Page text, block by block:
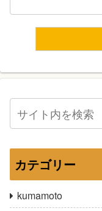
カテゴリー
kumamoto